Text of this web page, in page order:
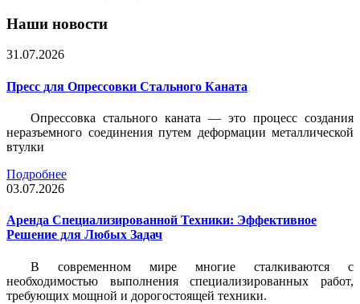
Наши новости
31.07.2026
Пресс для Опрессовки Стального Каната
Опрессовка стального каната — это процесс создания
неразъемного соединения путем деформации металлической
втулки
Подробнее
03.07.2026
Аренда Специализированной Техники: Эффективное
Решение для Любых Задач
В современном мире многие сталкиваются с
необходимостью выполнения специализированных работ,
требующих мощной и дорогостоящей техники.